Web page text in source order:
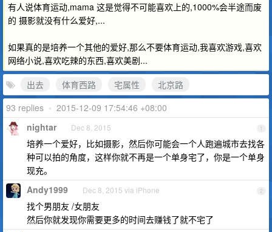
有人说体育运动,mama 这是觉得不可能喜欢上的,1000%会半途而废
的 摄影就没有什么爱好,...
如果真的是培养一个其他的爱好,那么不要体育运动,我喜欢游戏,喜欢
网络小说,喜欢吃辣的东西,喜欢美剧...
出去
体育西路 宅属性
北京路
93 replies • 2015-12-09 17:54:46 +08:00
1
nightar Dec 8, 2015
培养一个爱好，比如摄影，然后你可能会一个人跑遍城市去找各
种可以拍的角度，这样你就不再是一个单身宅了，你是一个单身
现充。
2
Andy1999 Dec 8, 2015 via iPhone
找个男朋友 /女朋友
然后你就发现你需要更多的时间去赚钱了就不宅了